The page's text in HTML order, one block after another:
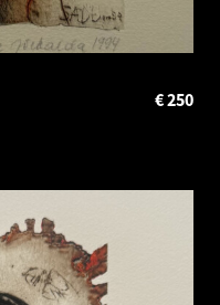
250
€